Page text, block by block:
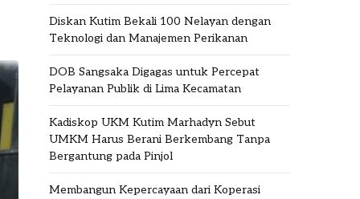
Diskan Kutim Bekali 100 Nelayan dengan
Teknologi dan Manajemen Perikanan
DOB Sangsaka Digagas untuk Percepat
Pelayanan Publik di Lima Kecamatan
Kadiskop UKM Kutim Marhadyn Sebut
UMKM Harus Berani Berkembang Tanpa
Bergantung pada Pinjol
Membangun Kepercayaan dari Koperasi